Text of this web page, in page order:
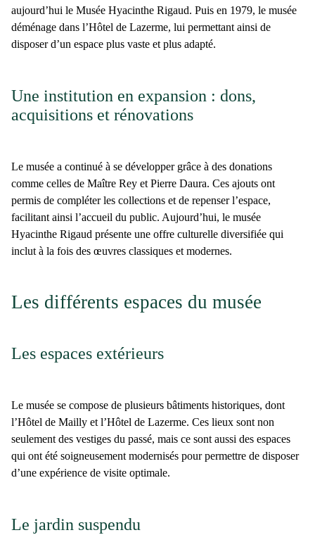
aujourd’hui le Musée Hyacinthe Rigaud. Puis en 1979, le musée
déménage dans l’Hôtel de Lazerme, lui permettant ainsi de
disposer d’un espace plus vaste et plus adapté.
Une institution en expansion : dons,
acquisitions et rénovations
Le musée a continué à se développer grâce à des donations
comme celles de Maître Rey et Pierre Daura. Ces ajouts ont
permis de compléter les collections et de repenser l’espace,
facilitant ainsi l’accueil du public. Aujourd’hui, le musée
Hyacinthe Rigaud présente une offre culturelle diversifiée qui
inclut à la fois des œuvres classiques et modernes.
Les différents espaces du musée
Les espaces extérieurs
Le musée se compose de plusieurs bâtiments historiques, dont
l’Hôtel de Mailly et l’Hôtel de Lazerme. Ces lieux sont non
seulement des vestiges du passé, mais ce sont aussi des espaces
qui ont été soigneusement modernisés pour permettre de disposer
d’une expérience de visite optimale.
Le jardin suspendu